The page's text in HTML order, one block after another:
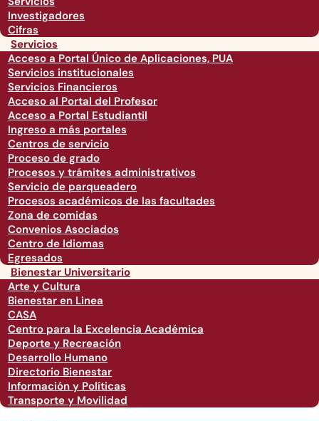
Investigadores
Cifras
Servicios
Acceso a Portal Único de Aplicaciones, PUA
Servicios institucionales
Servicios Financieros
Acceso al Portal del Profesor
Acceso a Portal Estudiantil
Ingreso a más portales
Centros de servicio
Proceso de grado
Procesos y trámites administrativos
Servicio de parqueadero
Procesos académicos de las facultades
Zona de comidas
Convenios Asociados
Centro de Idiomas
Egresados
Bienestar Universitario
Arte y Cultura
Bienestar en Linea
CASA
Centro para la Excelencia Académica
Deporte y Recreación
Desarrollo Humano
Directorio Bienestar
Información y Políticas
Transporte y Movilidad